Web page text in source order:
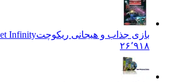
بازی جذاب و هیجانی ریکوچتInfinity
۲۶٬۹۱۸